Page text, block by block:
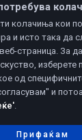
by
| Политика
колачиња кои
и исто така да
страница. За
изберете
од
и
.
Прифаќам